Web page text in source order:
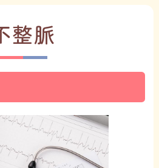
整脈